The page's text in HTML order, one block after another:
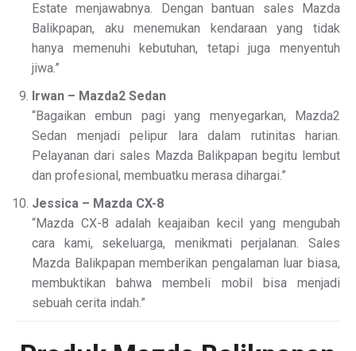
Estate menjawabnya. Dengan bantuan sales Mazda
Balikpapan, aku menemukan kendaraan yang tidak
hanya memenuhi kebutuhan, tetapi juga menyentuh
jiwa.”
Irwan – Mazda2 Sedan
“Bagaikan embun pagi yang menyegarkan, Mazda2
Sedan menjadi pelipur lara dalam rutinitas harian.
Pelayanan dari sales Mazda Balikpapan begitu lembut
dan profesional, membuatku merasa dihargai.”
Jessica – Mazda CX-8
“Mazda CX-8 adalah keajaiban kecil yang mengubah
cara kami, sekeluarga, menikmati perjalanan. Sales
Mazda Balikpapan memberikan pengalaman luar biasa,
membuktikan bahwa membeli mobil bisa menjadi
sebuah cerita indah.”